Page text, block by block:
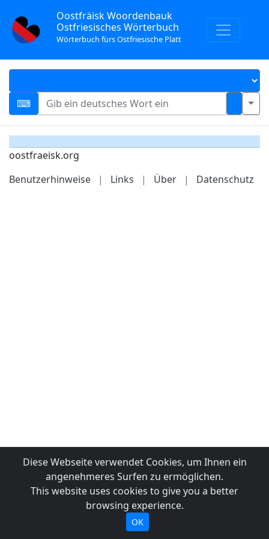
Oostfräisk Woordenbauk
Ostfriesisches Wörterbuch
Wörterbuch fürs Ostfriesische Platt
oostfraeisk.org
Benutzerhinweise
| Links | Über | Datenschutz
Diese Webseite verwendet Cookies, um Ihnen ein
angenehmeres Surfen zu ermöglichen.
This website uses cookies to give you a better
browsing experience.
OK